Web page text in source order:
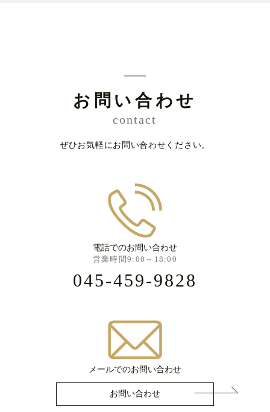
お問い合わせ
contact
ぜひお気軽にお問い合わせください。
電話でのお問い合わせ
営業時間9:00～18:00
045-459-9828
メールでのお問い合わせ
お問い合わせ